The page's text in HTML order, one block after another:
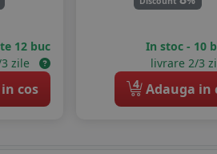
12 buc
zile
cos
In stoc - 10
livrare 2/3
4 Adauga in